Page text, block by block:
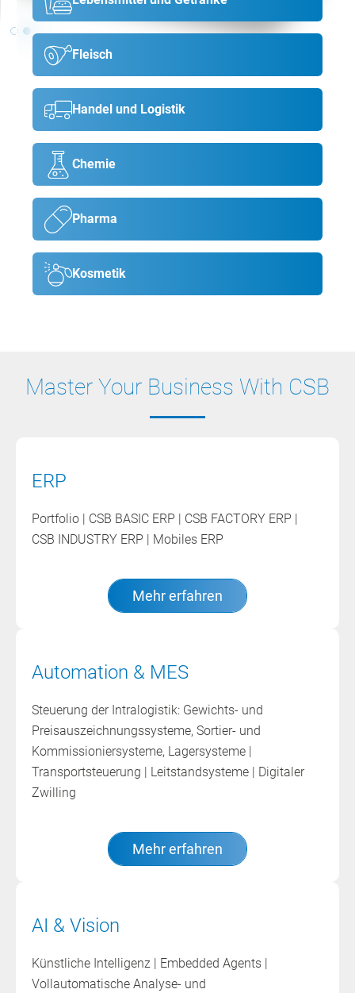
Fleisch
Handel und Logistik
Chemie
Pharma
Kosmetik
Master Your Business With CSB
ERP
Portfolio | CSB BASIC ERP | CSB FACTORY ERP |
CSB INDUSTRY ERP | Mobiles ERP
Mehr erfahren
Automation & MES
Steuerung der Intralogistik: Gewichts- und
Preisauszeichnungssysteme, Sortier- und
Kommissioniersysteme, Lagersysteme |
Transportsteuerung | Leitstandsysteme | Digitaler
Zwilling
Mehr erfahren
AI & Vision
Künstliche Intelligenz | Embedded Agents |
Vollautomatische Analyse- und